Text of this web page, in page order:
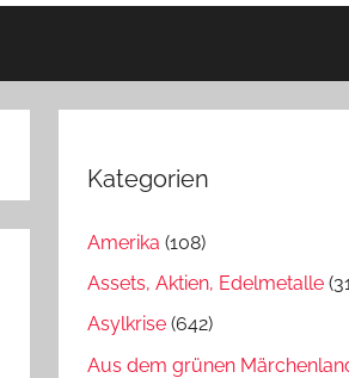
Kategorien
Amerika (108)
Assets, Aktien, Edelmetalle
Asylkrise (642)
Aus dem grünen